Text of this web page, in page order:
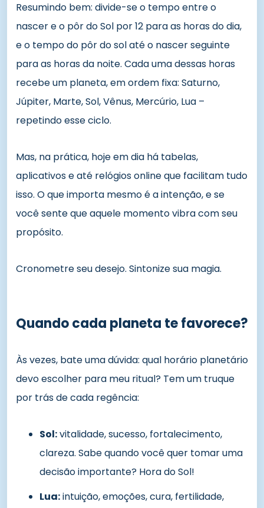
Resumindo bem: divide-se o tempo entre o
nascer e o pôr do Sol por 12 para as horas do dia,
e o tempo do pôr do sol até o nascer seguinte
para as horas da noite. Cada uma dessas horas
recebe um planeta, em ordem fixa: Saturno,
Júpiter, Marte, Sol, Vênus, Mercúrio, Lua –
repetindo esse ciclo.
Mas, na prática, hoje em dia há tabelas,
aplicativos e até relógios online que facilitam tudo
isso. O que importa mesmo é a intenção, e se
você sente que aquele momento vibra com seu
propósito.
Cronometre seu desejo. Sintonize sua magia.
Quando cada planeta te favorece?
Às vezes, bate uma dúvida: qual horário planetário
devo escolher para meu ritual? Tem um truque
por trás de cada regência:
Sol:vitalidade, sucesso, fortalecimento,
clareza. Sabe quando você quer tomar uma
decisão importante? Hora do Sol!
Lua:intuição, emoções, cura, fertilidade,